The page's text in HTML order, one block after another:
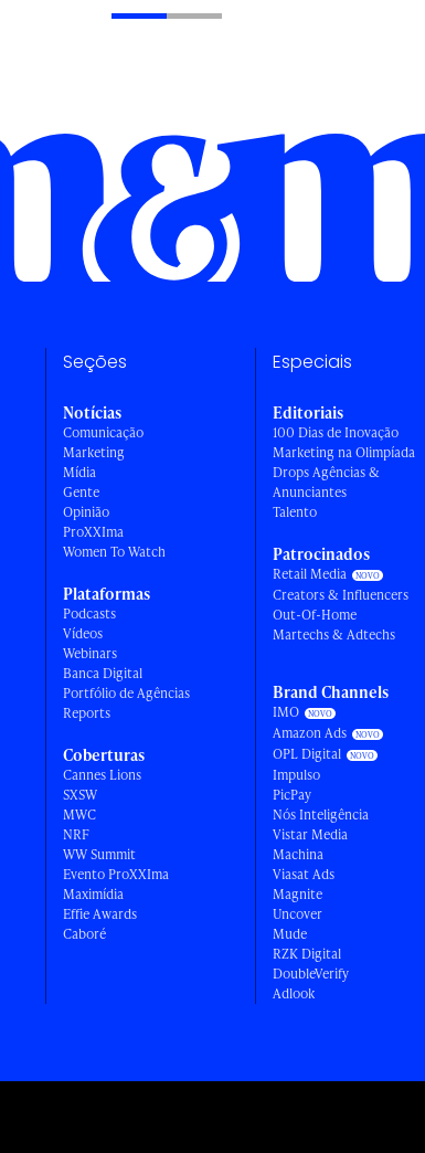
Seções
Notícias
Comunicação
Marketing
Mídia
Gente
Opinião
ProXXIma
Women To Watch
Plataformas
Podcasts
Vídeos
Webinars
Banca Digital
Portfólio de Agências
Reports
Coberturas
Cannes Lions
SXSW
MWC
NRF
WW Summit
Evento ProXXIma
Maximídia
Effie Awards
Caboré
Especiais
Editoriais
100 Dias de Inovação
Marketing na Olimpíada
Drops Agências &
Anunciantes
Talento
Patrocinados
Retail Media
Creators & Influencers
Out-Of-Home
Martechs & Adtechs
Brand Channels
IMO
Amazon Ads
OPL Digital
Impulso
PicPay
Nós Inteligência
Vistar Media
Machina
Viasat Ads
Magnite
Uncover
Mude
RZK Digital
DoubleVerify
Adlook